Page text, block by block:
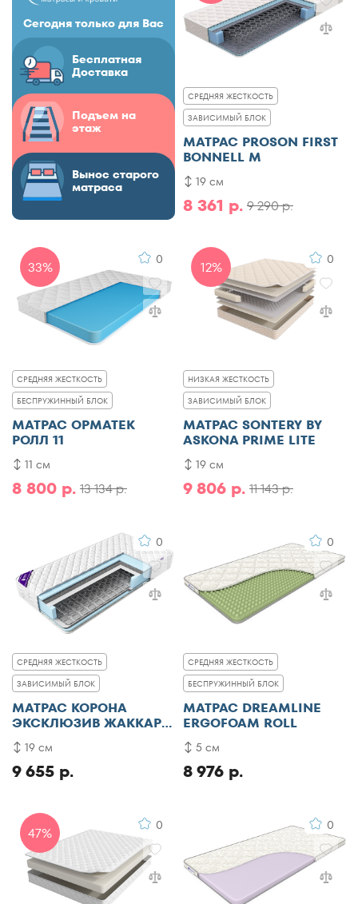
Сегодня только для Вас
Бесплатная
Доставка
Подъем на
этаж
Вынос старого
матраса
СРЕДНЯЯ ЖЕСТКОСТЬ
ЗАВИСИМЫЙ БЛОК
МАТРАС PROSON FIRST
BONNELL M
9 290 р.
8 361 р.
19 см
33% 0
СРЕДНЯЯ ЖЕСТКОСТЬ
БЕСПРУЖИННЫЙ БЛОК
МАТРАС ОРМАТЕК
РОЛЛ 11
13 134 р.
8 800 р.
11 см
12% 0
НИЗКАЯ ЖЕСТКОСТЬ
ЗАВИСИМЫЙ БЛОК
МАТРАС SONTERY BY
ASKONA PRIME LITE
11 143 р.
9 806 р.
19 см
0
СРЕДНЯЯ ЖЕСТКОСТЬ
ЗАВИСИМЫЙ БЛОК
МАТРАС КОРОНА
ЭКСКЛЮЗИВ ЖАККАРД
ПЛЮС
9 655 р.
19 см
0
СРЕДНЯЯ ЖЕСТКОСТЬ
БЕСПРУЖИННЫЙ БЛОК
МАТРАС DREAMLINE
ERGOFOAM ROLL
8 976 р.
5 см
47% 0 0